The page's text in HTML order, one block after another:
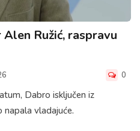
Ružić, raspravu
0
Dabro isključen iz
vladajuće.